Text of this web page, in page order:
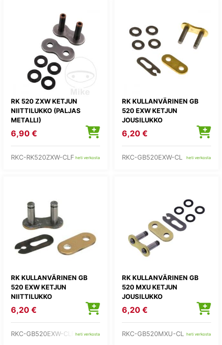
RK 520 ZXW KETJUN
NIITTILUKKO (PALJAS
METALLI)
6,90 €
RKC-RK520ZXW-CLF heti verkosta
RK KULLANVÄRINEN GB
520 EXW KETJUN
JOUSILUKKO
6,20 €
RKC-GB520EXW-CL heti verkosta
RK KULLANVÄRINEN GB
520 EXW KETJUN
NIITTILUKKO
6,20 €
RKC-GB520EXW-CLF heti verkosta
RK KULLANVÄRINEN GB
520 MXU KETJUN
JOUSILUKKO
6,20 €
RKC-GB520MXU-CL heti verkosta